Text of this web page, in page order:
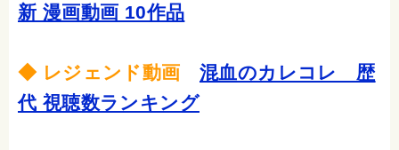
新 漫画動画 10作品
◆ レジェンド動画 混血のカレコレ 歴
代 視聴数ランキング